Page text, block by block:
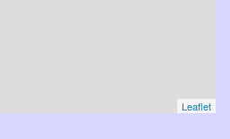
Leaflet